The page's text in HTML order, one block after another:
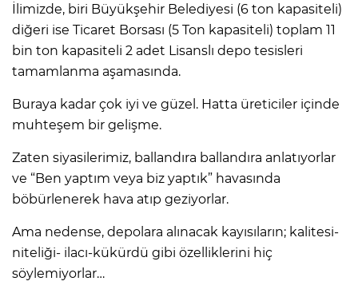
İlimizde, biri Büyükşehir Belediyesi (6 ton kapasiteli)
diğeri ise Ticaret Borsası (5 Ton kapasiteli) toplam 11
bin ton kapasiteli 2 adet Lisanslı depo tesisleri
tamamlanma aşamasında.
Buraya kadar çok iyi ve güzel. Hatta üreticiler içinde
muhteşem bir gelişme.
Zaten siyasilerimiz, ballandıra ballandıra anlatıyorlar
ve “Ben yaptım veya biz yaptık” havasında
böbürlenerek hava atıp geziyorlar.
Ama nedense, depolara alınacak kayısıların; kalitesi-
niteliği- ilacı-kükürdü gibi özelliklerini hiç
söylemiyorlar…